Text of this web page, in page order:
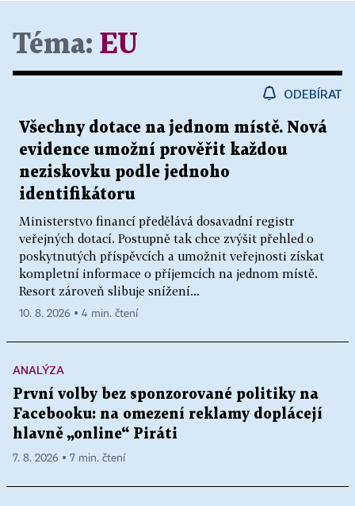
Téma: EU
ODEBÍRAT
Všechny dotace na jednom místě. Nová
evidence umožní prověřit každou
neziskovku podle jednoho
identifikátoru
Ministerstvo financí předělává dosavadní registr
veřejných dotací. Postupně tak chce zvýšit přehled o
poskytnutých příspěvcích a umožnit veřejnosti získat
kompletní informace o příjemcích na jednom místě.
Resort zároveň slibuje snížení...
10. 8. 2026 ▪ 4 min. čtení
ANALÝZA
První volby bez sponzorované politiky na
Facebooku: na omezení reklamy doplácejí
hlavně „online“ Piráti
7. 8. 2026 ▪ 7 min. čtení